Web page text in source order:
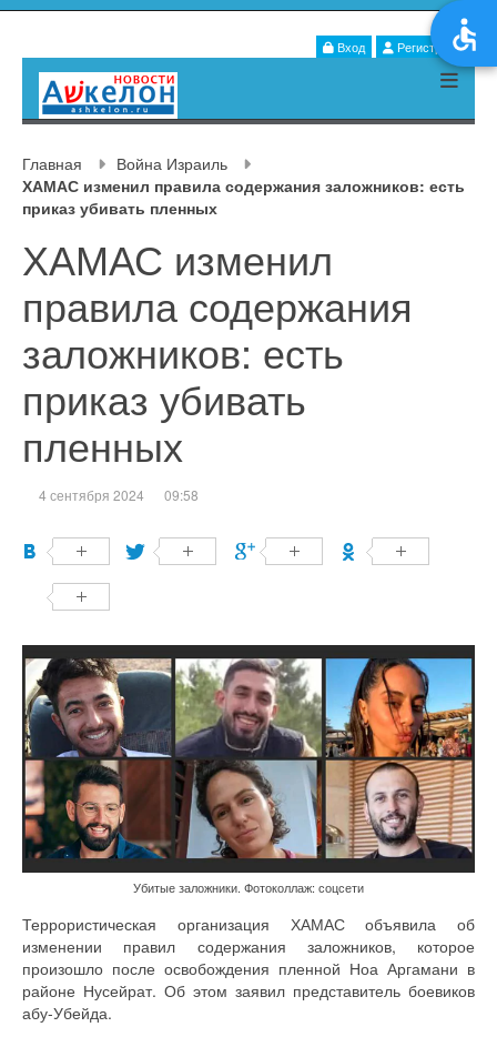
Вход Регистрация
Главная
Война Израиль
ХАМАС изменил правила содержания заложников: есть
приказ убивать пленных
ХАМАС изменил
правила содержания
заложников: есть
приказ убивать
пленных
4 сентября 2024 09:58
Убитые заложники. Фотоколлаж: соцсети
Террористическая организация ХАМАС объявила об
изменении правил содержания заложников, которое
произошло после освобождения пленной Ноа Аргамани в
районе Нусейрат. Об этом заявил представитель боевиков
абу-Убейда.